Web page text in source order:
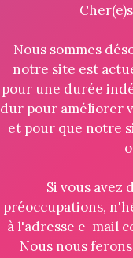
Nous sommes
notre site est
pour une durée
dur pour améliorer
et pour que notre
Si vous avez
préoccupations,
à l'adresse e-mail
Nous nous